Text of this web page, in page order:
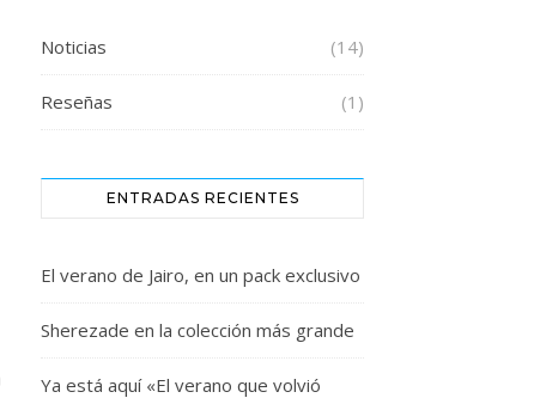
Noticias (14)
Reseñas (1)
ENTRADAS RECIENTES
El verano de Jairo, en un pack exclusivo
Sherezade en la colección más grande
Ya está aquí «El verano que volvió